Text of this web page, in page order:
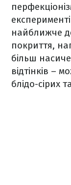
найближче
покриття,
більш
відтінків –
блідо-сірих